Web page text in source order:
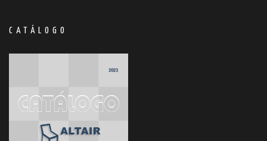
CATÁLOGO